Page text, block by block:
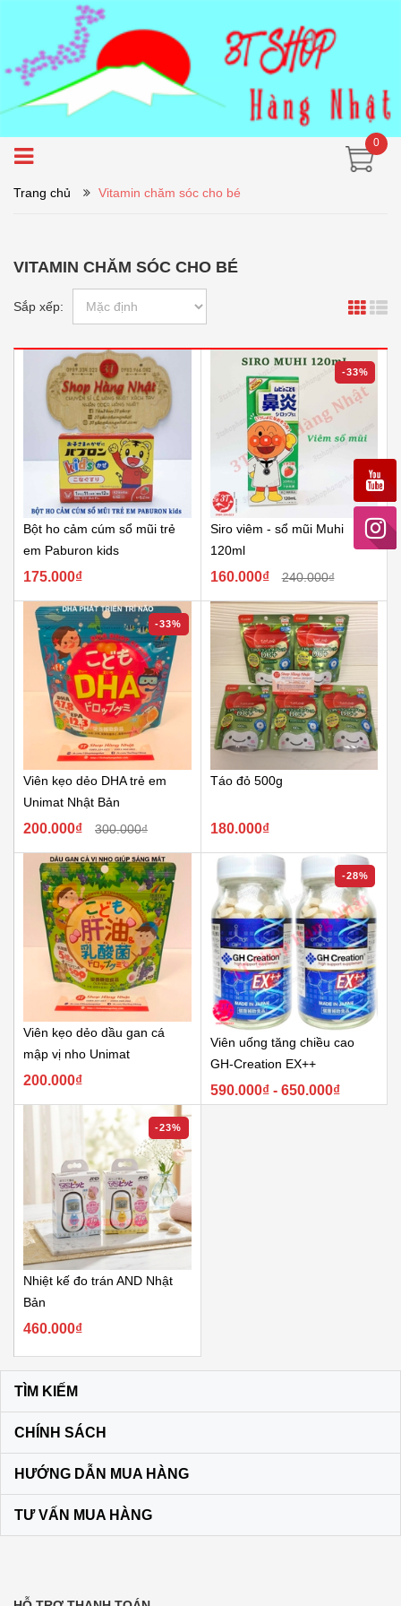
0
Trang chủ Vitamin chăm sóc cho bé
VITAMIN CHĂM SÓC CHO BÉ
Sắp xếp:
Bột ho cảm cúm sổ mũi trẻ
em Paburon kids
175.000₫
-33%
Siro viêm - sổ mũi Muhi
120ml
160.000₫ 240.000₫
-33%
Viên kẹo dẻo DHA trẻ em
Unimat Nhật Bản
200.000₫ 300.000₫
Táo đỏ 500g
180.000₫
Viên kẹo dẻo dầu gan cá
mập vị nho Unimat
200.000₫
-28%
Viên uống tăng chiều cao
GH-Creation EX++
590.000₫ - 650.000₫
-23%
Nhiệt kế đo trán AND Nhật
Bản
460.000₫
TÌM KIẾM
CHÍNH SÁCH
HƯỚNG DẪN MUA HÀNG
TƯ VẤN MUA HÀNG